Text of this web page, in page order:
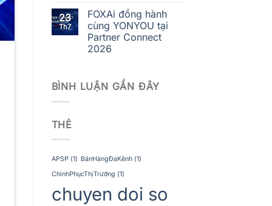
23
Th7
FOXAi đồng hành
cùng YONYOU tại
Partner Connect
2026
BÌNH LUẬN GẦN ĐÂY
THẺ
APSP(1) BánHàngĐaKênh(1)
ChinhPhụcThịTrường (1)
chuyen doi so